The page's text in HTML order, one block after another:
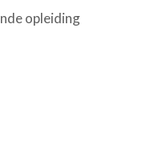
opleiding